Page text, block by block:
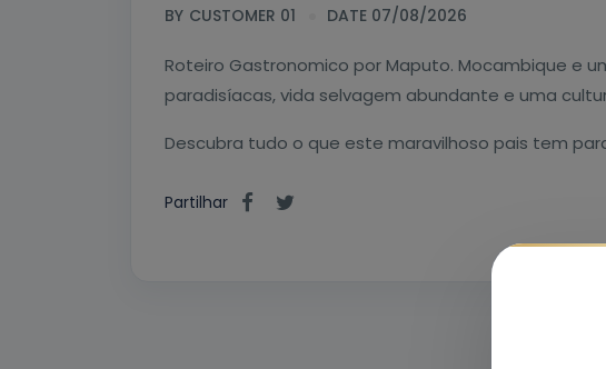
BY CUSTOMER 01 DATE 07/08/2026
Roteiro Gastronomico por Maputo. Mocambique e
paradisíacas, vida selvagem abundante e uma
Descubra tudo o que este maravilhoso pais tem
Partilhar